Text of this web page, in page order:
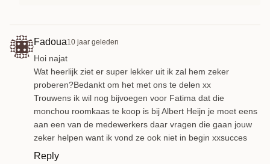
Fadoua10 jaar geleden
Hoi najat
Wat heerlijk ziet er super lekker uit ik zal hem zeker
proberen?Bedankt om het met ons te delen xx
Trouwens ik wil nog bijvoegen voor Fatima dat die
monchou roomkaas te koop is bij Albert Heijn je moet eens
aan een van de medewerkers daar vragen die gaan jouw
zeker helpen want ik vond ze ook niet in begin xxsucces
Reply